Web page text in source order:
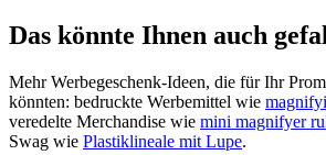
Das könnte Ihnen auch
Mehr Werbegeschenk-Ideen, die für Ihr
könnten: bedruckte Werbemittel wie
veredelte Merchandise wie mini magnifyer
Swag wie Plastiklineale mit Lupe.